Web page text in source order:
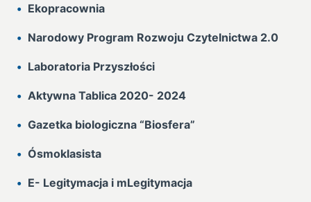
Ekopracownia
Narodowy Program Rozwoju Czytelnictwa 2.0
Laboratoria Przyszłości
Aktywna Tablica 2020- 2024
Gazetka biologiczna “Biosfera”
Ósmoklasista
E- Legitymacja i mLegitymacja